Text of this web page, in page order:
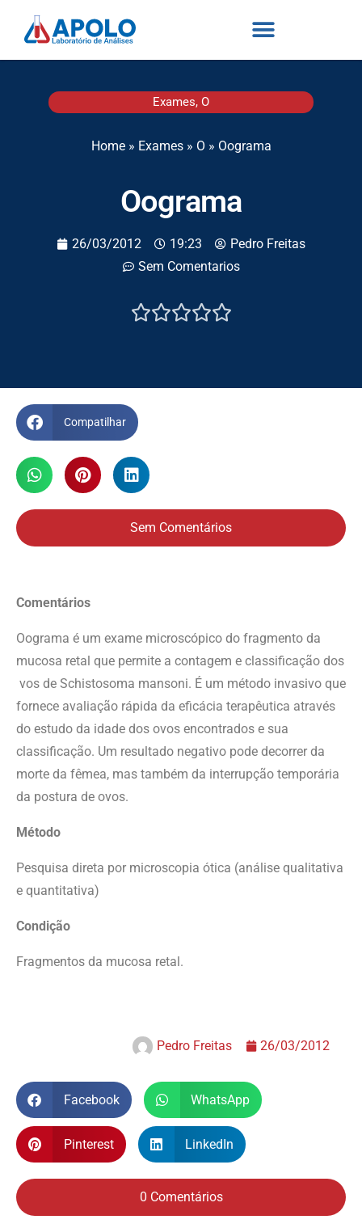
Exames, O
Home» Exames» O » Oograma
Oograma
26/03/2012 19:23
Pedro Freitas
Sem Comentarios

Compatilhar
Sem Comentários
Comentários
Oograma é um exame microscópico do fragmento da
mucosa retal que permite a contagem e classificação dos
vos de Schistosoma mansoni. É um método invasivo que
fornece avaliação rápida da eficácia terapêutica através
do estudo da idade dos ovos encontrados e sua
classificação. Um resultado negativo pode decorrer da
morte da fêmea, mas também da interrupção temporária
da postura de ovos.
Método
Pesquisa direta por microscopia ótica (análise qualitativa
e quantitativa)
Condição
Fragmentos da mucosa retal.
Pedro Freitas 26/03/2012
Facebook WhatsApp
Pinterest LinkedIn
0 Comentários